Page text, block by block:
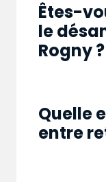
Êtes-
le
Rogny ?
Quelle
entre